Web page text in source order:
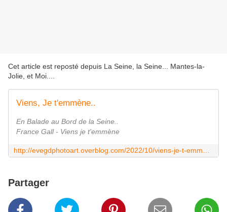
Cet article est reposté depuis La Seine, la Seine... Mantes-la-
Jolie, et Moi...
Viens, Je t'emmène..
En Balade au Bord de la Seine..
France Gall - Viens je t'emmène
Partager